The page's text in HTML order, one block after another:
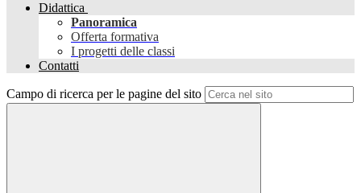
Didattica
Panoramica
Offerta formativa
I progetti delle classi
Contatti
Campo di ricerca per le pagine del sito